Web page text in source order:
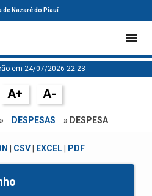
de Nazaré do Piauí
em 24/07/2026 22:23
A+ A-
» DESPESAS » DESPESA
CSV| EXCEL| PDF